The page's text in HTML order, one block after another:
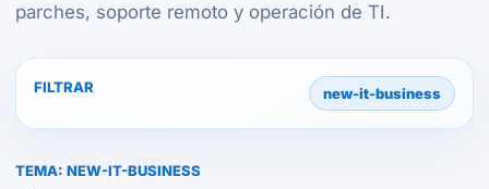
parches, soporte remoto y operación de TI.
FILTRAR new-it-business
TEMA: NEW-IT-BUSINESS